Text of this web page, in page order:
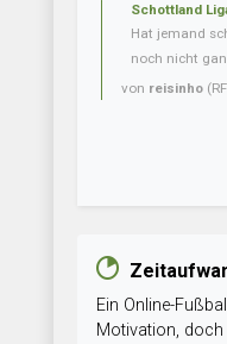
Schottland
Hat jemand
noch nicht
von reisinho
Ein Online-
Motivation, doch